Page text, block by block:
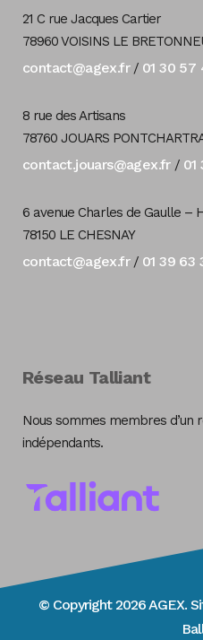
21 C rue Jacques Cartier
78960 VOISINS LE
contact@agex.fr/ 01 30 57
8 rue des Artisans
78760 JOUARS
contact.jouars@agex.fr/ 01
6 avenue Charles de Gaulle –
78150 LE CHESNAY
contact@agex.fr/ 01 39 63
Réseau Talliant
Nous sommes membres d’un
indépendants.
© Copyright 2026 AGEX.